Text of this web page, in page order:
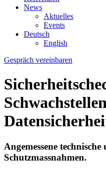
News
Aktuelles
Events
Deutsch
English
Gespräch vereinbaren
Angemessene
Schutzmassnahmen.